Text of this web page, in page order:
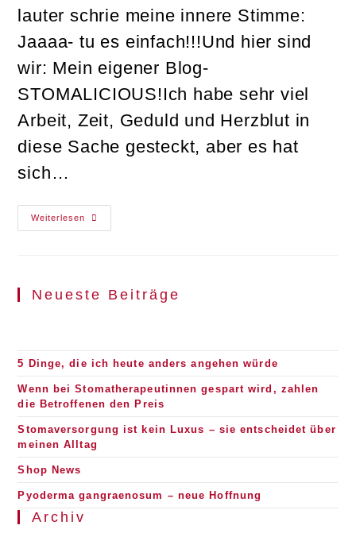
lauter schrie meine innere Stimme:
Jaaaa- tu es einfach!!!Und hier sind
wir: Mein eigener Blog-
STOMALICIOUS!Ich habe sehr viel
Arbeit, Zeit, Geduld und Herzblut in
diese Sache gesteckt, aber es hat
sich…
Weiterlesen
Hallo
&
Neueste Beiträge
5 Dinge, die ich heute anders angehen würde
Wenn bei Stomatherapeutinnen gespart wird, zahlen
die Betroffenen den Preis
Stomaversorgung ist kein Luxus – sie entscheidet über
meinen Alltag
Shop News
Pyoderma gangraenosum – neue Hoffnung
Archiv